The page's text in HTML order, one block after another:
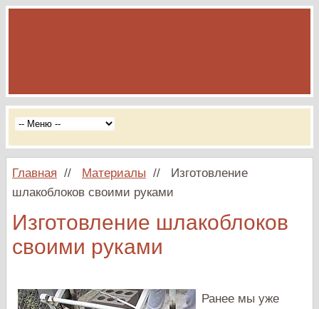
Главная // Материалы //
Изготовление
шлакоблоков своими руками
Изготовление шлакоблоков
своими руками
Ранее мы уже